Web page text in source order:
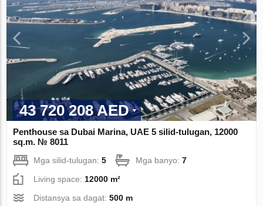
43 720 208 AED
Penthouse sa Dubai Marina, UAE 5 silid-tulugan, 12000
sq.m. № 8011
Mga silid-tulugan:5 Mga banyo:7
Living space: 12000 m²
Distansya sa dagat:500 m